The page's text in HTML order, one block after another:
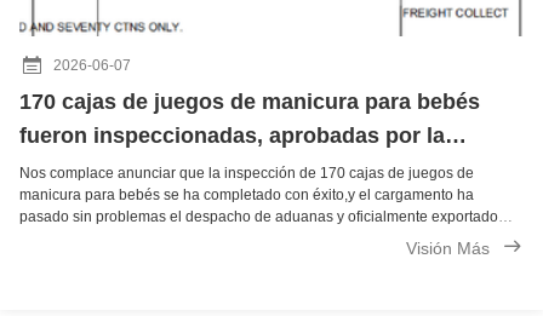
2026-06-07
170 cajas de juegos de manicura para bebés
fueron inspeccionadas, aprobadas por la
aduana y enviadas con éxito hoy
Nos complace anunciar que la inspección de 170 cajas de juegos de
manicura para bebés se ha completado con éxito,y el cargamento ha
pasado sin problemas el despacho de aduanas y oficialmente exportado
hoy. Este pedido, con destino a Colombia, marca otro hito en nuestra
Visión Más